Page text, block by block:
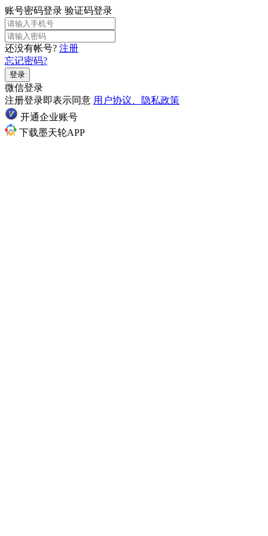
账号密码登录 验证码登录
还没有帐号? 注册
忘记密码?
登录
微信登录
注册登录即表示同意 用户协议、隐私政策
开通企业账号
下载墨天轮APP